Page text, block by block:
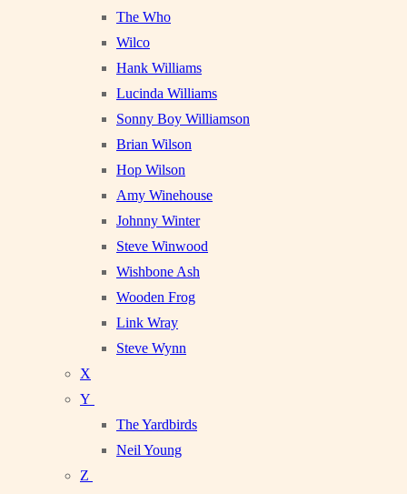
The Who
Wilco
Hank Williams
Lucinda Williams
Sonny Boy Williamson
Brian Wilson
Hop Wilson
Amy Winehouse
Johnny Winter
Steve Winwood
Wishbone Ash
Wooden Frog
Link Wray
Steve Wynn
X
Y
The Yardbirds
Neil Young
Z